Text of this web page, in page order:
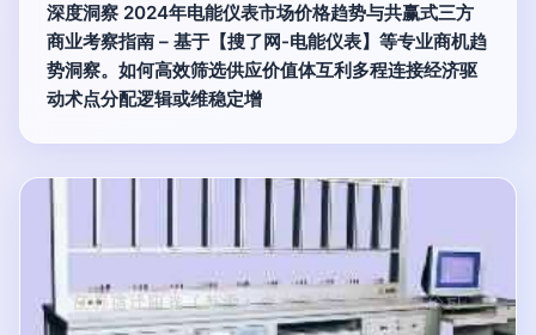
深度洞察 2024年电能仪表市场价格趋势与共赢式三方
商业考察指南 – 基于【搜了网-电能仪表】等专业商机趋
势洞察。如何高效筛选供应价值体互利多程连接经济驱
动术点分配逻辑或维稳定增